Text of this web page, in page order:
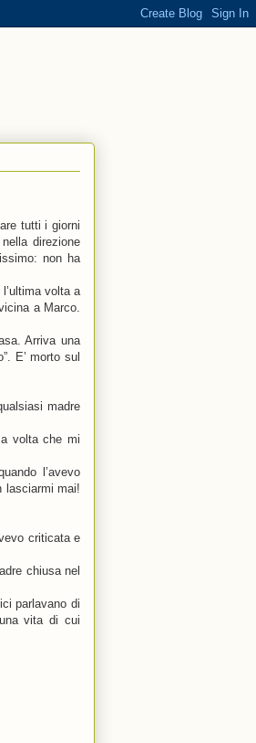
tutti i giorni
direzione
non ha
volta a
a Marco.
Arriva una
E’ morto sul
madre
volta che mi
l’avevo
lasciarmi mai!
criticata e
chiusa nel
parlavano di
vita di cui